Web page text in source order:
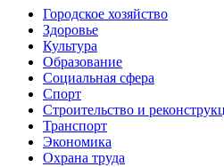
Городское хозяйство
Здоровье
Культура
Образование
Социальная сфера
Спорт
Строительство и
Транспорт
Экономика
Охрана труда